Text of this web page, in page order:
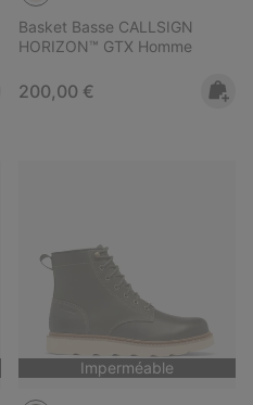
Basket Basse CALLSIGN
HORIZON™ GTX Homme
Regular price:
200,00 €
Imperméable